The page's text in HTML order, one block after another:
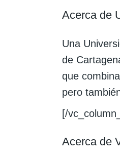
Acerca de
Una
de
que
pero
[/
Acerca de